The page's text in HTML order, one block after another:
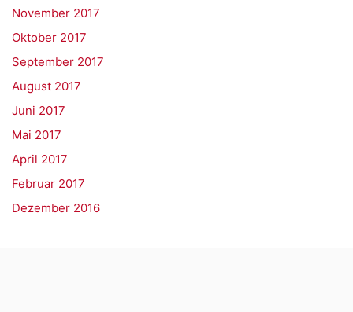
November 2017
Oktober 2017
September 2017
August 2017
Juni 2017
Mai 2017
April 2017
Februar 2017
Dezember 2016